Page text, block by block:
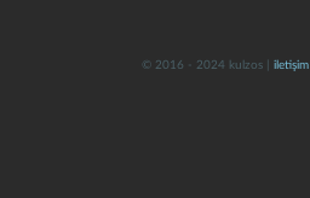
© 2016 - 2024 kulzos | iletişim